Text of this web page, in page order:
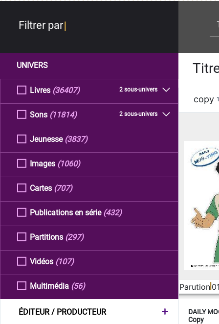
Filtrer par
UNIVERS
Livres 2 sous-univers
(36407)
Sons 2 sous-univers
(11814)
Jeunesse (3837)
Images (1060)
Cartes (707)
Publications en série (432)
Partitions (297)
Vidéos (107)
Multimédia (56)
ÉDITEUR / PRODUCTEUR
copy
Parution
DAILY
Copy